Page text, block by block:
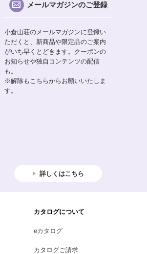
メールマガジンのご登録
小倉山荘のメールマガジンに登録い
ただくと、新商品や限定品のご案内
がいち早くとどきます。クーポンの
お知らせや独自コンテンツの配信
も。
※解除もこちらからお願いいたしま
す。
詳しくはこちら
カタログについて
eカタログ
カタログご請求